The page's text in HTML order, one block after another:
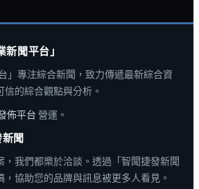
聞平台」
」專注綜合新聞，致力傳遞最新綜合資
的綜合觀點與分析。
佈平台 營運。
聞
，我們都樂於洽談。透過「智聞捷發新聞
協助您的品牌與訊息被更多人看見。